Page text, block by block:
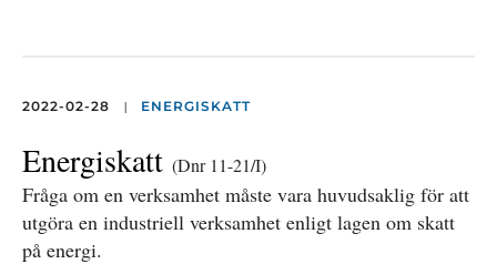
2022-02-28 | ENERGISKATT
Energiskatt (Dnr 11-21/I)
Fråga om en verksamhet måste vara huvudsaklig för att
utgöra en industriell verksamhet enligt lagen om skatt
på energi.